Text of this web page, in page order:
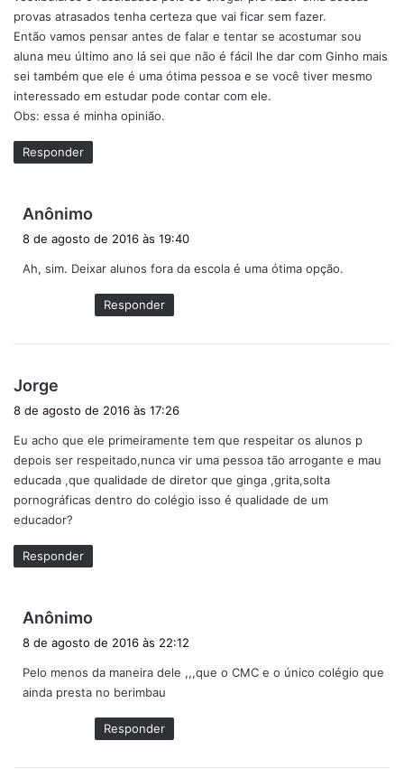
provas atrasados tenha certeza que vai ficar sem fazer.
Então vamos pensar antes de falar e tentar se acostumar sou
aluna meu último ano lá sei que não é fácil lhe dar com Ginho mais
sei também que ele é uma ótima pessoa e se você tiver mesmo
interessado em estudar pode contar com ele.
Obs: essa é minha opinião.
Responder
Anônimo
s
e
:
8 de agosto de 2016 às 19:40
Ah, sim. Deixar alunos fora da escola é uma ótima opção.
Responder
Jorge
s
e
:
8 de agosto de 2016 às 17:26
Eu acho que ele primeiramente tem que respeitar os alunos p
depois ser respeitado,nunca vir uma pessoa tão arrogante e mau
educada ,que qualidade de diretor que ginga ,grita,solta
pornográficas dentro do colégio isso é qualidade de um
educador?
Responder
Anônimo
s
e
:
8 de agosto de 2016 às 22:12
Pelo menos da maneira dele ,,,que o CMC e o único colégio que
ainda presta no berimbau
Responder